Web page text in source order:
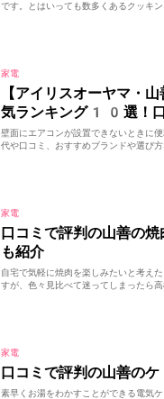
です。とはいっても数多くあるクッキ
家電
【アイリスオーヤマ・
気ランキング10選！口
壁面にエアコンが設置できないときに
代や口コミ、おすすめブランドや選び
家電
口コミで評判の山善の
も紹介
自宅で気軽に焼肉を楽しみたいと考え
すが、色々見比べて迷ってしまったら
家電
口コミで評判の山善の
素早くお湯をわかすことができる電気